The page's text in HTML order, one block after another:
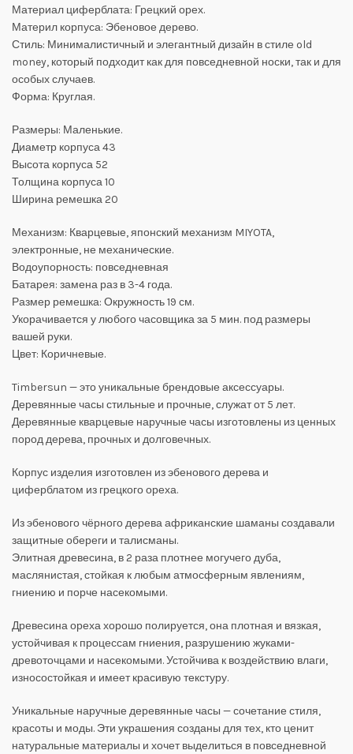
Материал циферблата: Грецкий орех.
Материл корпуса: Эбеновое дерево.
Стиль: Минималистичный и элегантный дизайн в стиле old
money, который подходит как для повседневной носки, так и для
особых случаев.
Форма: Круглая.
Размеры: Маленькие.
Диаметр корпуса 43
Высота корпуса 52
Толщина корпуса 10
Ширина ремешка 20
Механизм: Кварцевые, японский механизм MIYOTA,
электронные, не механические.
Водоупорность: повседневная
Батарея: замена раз в 3-4 года.
Размер ремешка: Окружность 19 см.
Укорачивается у любого часовщика за 5 мин. под размеры
вашей руки.
Цвет: Коричневые.
Timbersun — это уникальные брендовые аксессуары.
Деревянные часы стильные и прочные, служат от 5 лет.
Деревянные кварцевые наручные часы изготовлены из ценных
пород дерева, прочных и долговечных.
Корпус изделия изготовлен из эбенового дерева и
циферблатом из грецкого ореха.
Из эбенового чёрного дерева африканские шаманы создавали
защитные обереги и талисманы.
Элитная древесина, в 2 раза плотнее могучего дуба,
маслянистая, стойкая к любым атмосферным явлениям,
гниению и порче насекомыми.
Древесина ореха хорошо полируется, она плотная и вязкая,
устойчивая к процессам гниения, разрушению жуками-
древоточцами и насекомыми. Устойчива к воздействию влаги,
износостойкая и имеет красивую текстуру.
Уникальные наручные деревянные часы — сочетание стиля,
красоты и моды. Эти украшения созданы для тех, кто ценит
натуральные материалы и хочет выделиться в повседневной